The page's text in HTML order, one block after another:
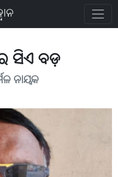
ସିଏ ବଡ଼
ନାୟକ